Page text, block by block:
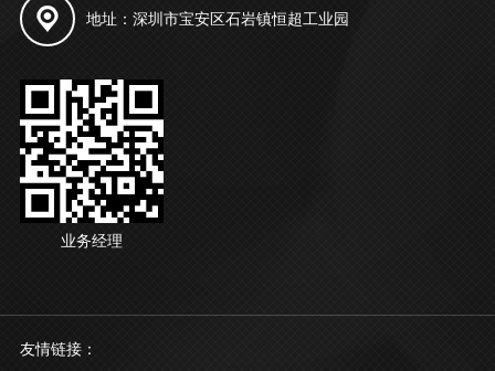
地址：深圳市宝安区石岩镇恒超工业园
业务经理
友情链接：